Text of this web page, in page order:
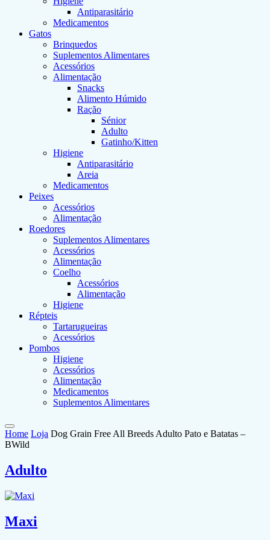
Antiparasitário
Medicamentos
Gatos
Brinquedos
Suplementos Alimentares
Acessórios
Alimentação
Snacks
Alimento Húmido
Ração
Sénior
Adulto
Gatinho/Kitten
Higiene
Antiparasitário
Areia
Medicamentos
Peixes
Acessórios
Alimentação
Roedores
Suplementos Alimentares
Acessórios
Alimentação
Coelho
Acessórios
Alimentação
Higiene
Répteis
Tartarugueiras
Acessórios
Pombos
Higiene
Acessórios
Alimentação
Medicamentos
Suplementos Alimentares
Home Loja Dog Grain Free All Breeds Adulto Pato e Batatas –
BWild
Adulto
Maxi